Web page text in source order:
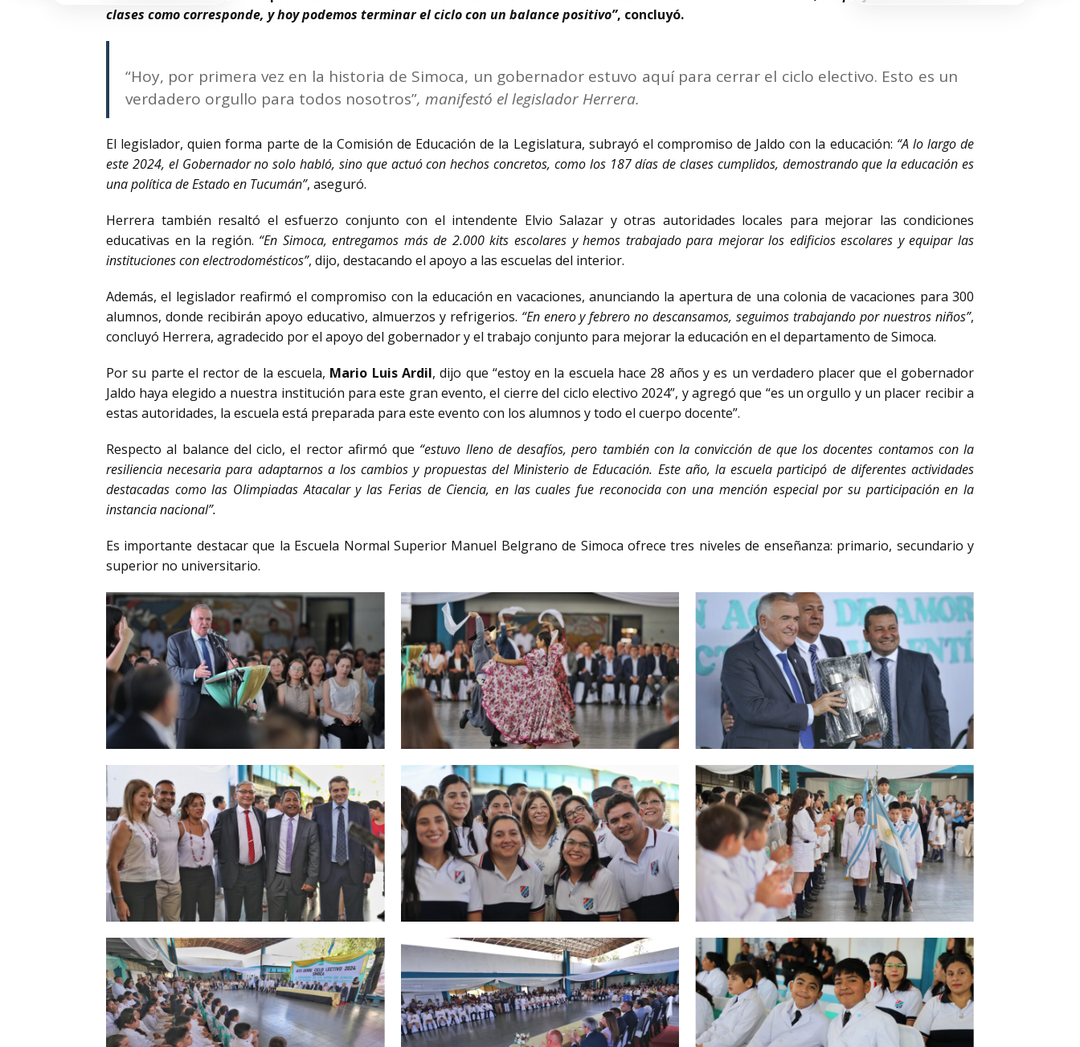
clases como corresponde, y hoy podemos terminar el ciclo con un balance positivo”, concluyó.
“Hoy, por primera vez en la historia de Simoca, un gobernador estuvo aquí para cerrar el ciclo electivo. Esto es un
verdadero orgullo para todos nosotros”, manifestó el legislador Herrera.
El legislador, quien forma parte de la Comisión de Educación de la Legislatura, subrayó el compromiso de Jaldo con la educación: “A lo largo de
este 2024, el Gobernador no solo habló, sino que actuó con hechos concretos, como los 187 días de clases cumplidos, demostrando que la educación es
una política de Estado en Tucumán”, aseguró.
Herrera también resaltó el esfuerzo conjunto con el intendente Elvio Salazar y otras autoridades locales para mejorar las condiciones
educativas en la región. “En Simoca, entregamos más de 2.000 kits escolares y hemos trabajado para mejorar los edificios escolares y equipar las
instituciones con electrodomésticos”, dijo, destacando el apoyo a las escuelas del interior.
Además, el legislador reafirmó el compromiso con la educación en vacaciones, anunciando la apertura de una colonia de vacaciones para 300
alumnos, donde recibirán apoyo educativo, almuerzos y refrigerios. “En enero y febrero no descansamos, seguimos trabajando por nuestros niños”,
concluyó Herrera, agradecido por el apoyo del gobernador y el trabajo conjunto para mejorar la educación en el departamento de Simoca.
Por su parte el rector de la escuela, Mario Luis Ardil, dijo que “estoy en la escuela hace 28 años y es un verdadero placer que el gobernador
Jaldo haya elegido a nuestra institución para este gran evento, el cierre del ciclo electivo 2024”, y agregó que “es un orgullo y un placer recibir a
estas autoridades, la escuela está preparada para este evento con los alumnos y todo el cuerpo docente”.
Respecto al balance del ciclo, el rector afirmó que “estuvo lleno de desafíos, pero también con la convicción de que los docentes contamos con la
resiliencia necesaria para adaptarnos a los cambios y propuestas del Ministerio de Educación. Este año, la escuela participó de diferentes actividades
destacadas como las Olimpiadas Atacalar y las Ferias de Ciencia, en las cuales fue reconocida con una mención especial por su participación en la
instancia nacional”.
Es importante destacar que la Escuela Normal Superior Manuel Belgrano de Simoca ofrece tres niveles de enseñanza: primario, secundario y
superior no universitario.